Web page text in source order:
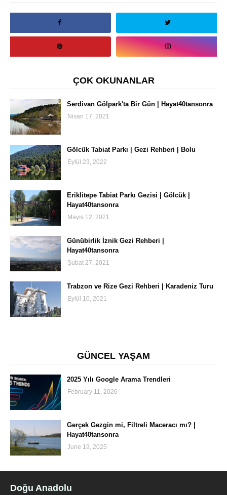
ÇOK OKUNANLAR
Serdivan Gölpark'ta Bir Gün | Hayat40tansonra
Nisan 17, 2021
Gölcük Tabiat Parkı | Gezi Rehberi | Bolu
Eylül 23, 2022
Eriklitepe Tabiat Parkı Gezisi | Gölcük |
Hayat40tansonra
Mayıs 12, 2021
Günübirlik İznik Gezi Rehberi |
Hayat40tansonra
Şubat 27, 2021
Trabzon ve Rize Gezi Rehberi | Karadeniz Turu
Eylül 10, 2021
GÜNCEL YAŞAM
2025 Yılı Google Arama Trendleri
February 11, 2026
Gerçek Gezgin mi, Filtreli Maceracı mı? |
Hayat40tansonra
June 19, 2025
Doğu Anadolu